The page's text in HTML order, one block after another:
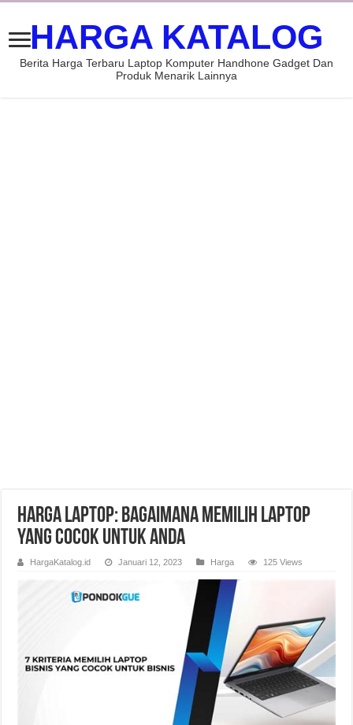
HARGA KATALOG
Berita Harga Terbaru Laptop Komputer Handhone Gadget Dan
Produk Menarik Lainnya
Harga Laptop: Bagaimana Memilih Laptop
yang Cocok untuk Anda
HargaKatalog.id Januari 12, 2023 Harga 125 Views